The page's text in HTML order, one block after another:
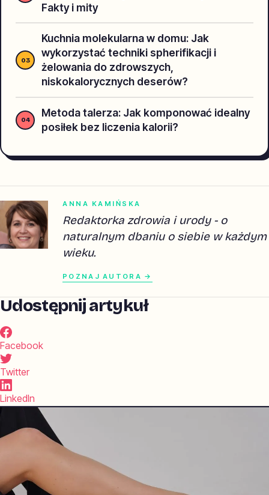
Fakty i mity
Kuchnia molekularna w domu: Jak
wykorzystać techniki spherifikacji i
żelowania do zdrowszych,
niskokalorycznych deserów?
Metoda talerza: Jak komponować idealny
posiłek bez liczenia kalorii?
ANNA KAMIŃSKA
Redaktorka zdrowia i urody - o
naturalnym dbaniu o siebie w każdym
wieku.
POZNAJ AUTORA →
Udostępnij artykuł
Facebook
Twitter
LinkedIn